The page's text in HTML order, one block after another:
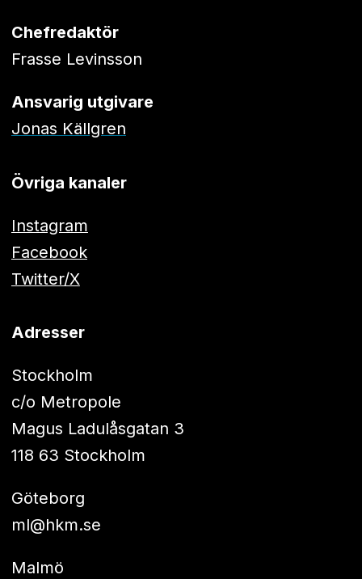
Chefredaktör
Frasse Levinsson
Ansvarig utgivare
Jonas Källgren
Övriga kanaler
Instagram
Facebook
Twitter/X
Adresser
Stockholm
c/o Metropole
Magus Ladulåsgatan 3
118 63 Stockholm
Göteborg
ml@hkm.se
Malmö